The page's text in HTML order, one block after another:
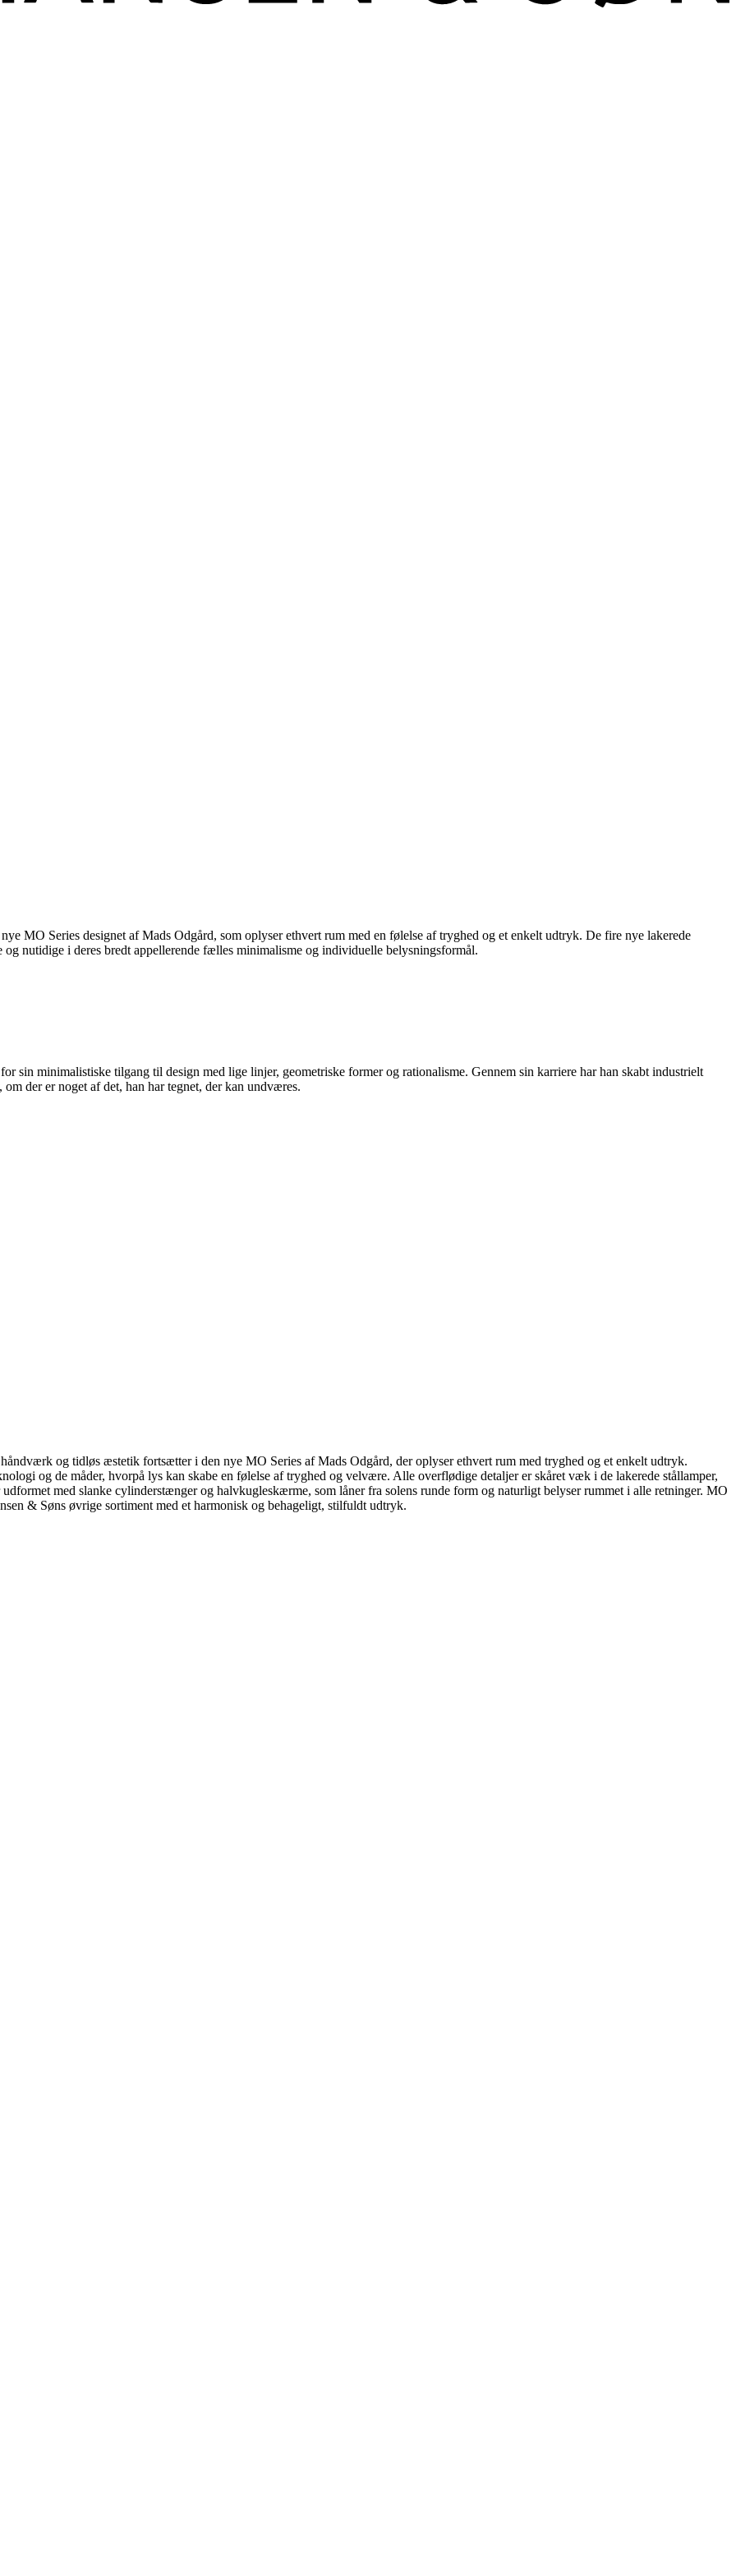
MO Series designet af Mads Odgård, som oplyser ethvert rum med en følelse af tryghed og et enkelt udtryk. De fire nye lakerede
nutidige i deres bredt appellerende fælles minimalisme og individuelle belysningsformål.
sin minimalistiske tilgang til design med lige linjer, geometriske former og rationalisme. Gennem sin karriere har han skabt industrielt
der er noget af det, han har tegnet, der kan undværes.
og tidløs æstetik fortsætter i den nye MO Series af Mads Odgård, der oplyser ethvert rum med tryghed og et enkelt udtryk.
og de måder, hvorpå lys kan skabe en følelse af tryghed og velvære. Alle overflødige detaljer er skåret væk i de lakerede stållamper,
med slanke cylinderstænger og halvkugleskærme, som låner fra solens runde form og naturligt belyser rummet i alle retninger. MO
& Søns øvrige sortiment med et harmonisk og behageligt, stilfuldt udtryk.